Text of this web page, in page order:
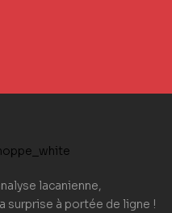
lacanienne,
surprise à portée de ligne !